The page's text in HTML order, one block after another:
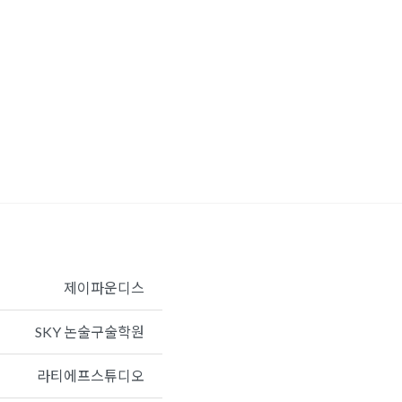
제이파운디스
SKY 논술구술학원
라티에프스튜디오